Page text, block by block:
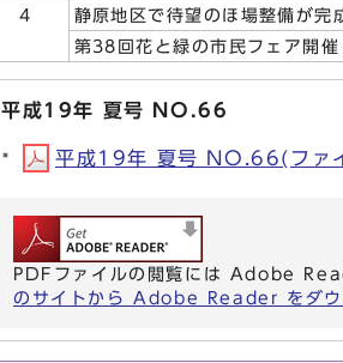
4
静原地区で待望のほ場整備が完
第38回花と緑の市民フェア開催
平成19年 夏号 NO.66
平成19年 夏号 NO.66(ファ
PDFファイルの閲覧には Adobe
のサイトから Adobe Reader をダウ